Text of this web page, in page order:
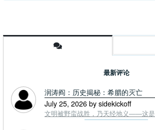
最新评论
润涛阎：历史揭秘：希腊的灭亡
July 25, 2026 by sidekickoff
文明被野蛮战胜，乃天经地义——这